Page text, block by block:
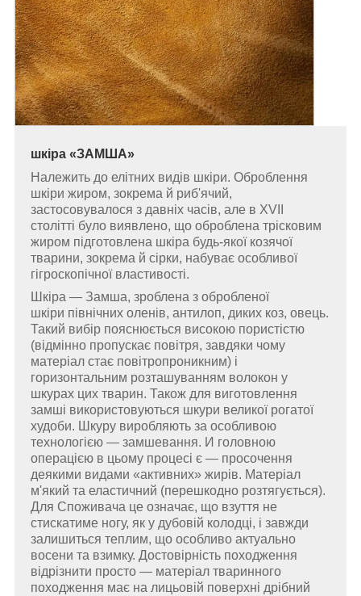
шкіра «ЗАМША»
Належить до елітних видів шкіри. Оброблення
шкіри жиром, зокрема й риб'ячий,
застосовувалося з давніх часів, але в XVII
столітті було виявлено, що оброблена трісковим
жиром підготовлена шкіра будь-якої козячої
тварини, зокрема й сірки, набуває особливої
гігроскопічної властивості.
Шкіра — Замша, зроблена з обробленої
шкіри північних оленів, антилоп, диких коз, овець.
Такий вибір пояснюється високою пористістю
(відмінно пропускає повітря, завдяки чому
матеріал стає повітропроникним) і
горизонтальним розташуванням волокон у
шкурах цих тварин. Також для виготовлення
замші використовуються шкури великої рогатої
худоби. Шкуру виробляють за особливою
технологією — замшевання. И головною
операцією в цьому процесі є — просочення
деякими видами «активних» жирів. Матеріал
м'який та еластичний (перешкодно розтягується).
Для Споживача це означає, що взуття не
стискатиме ногу, як у дубовій колодці, і завжди
залишиться теплим, що особливо актуально
восени та взимку. Достовірність походження
відрізнити просто — матеріал тваринного
походження має на лицьовій поверхні дрібний